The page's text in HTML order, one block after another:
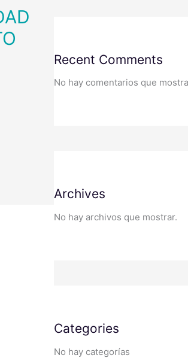
Recent Comments
No hay comentarios que
Archives
No hay archivos que mostrar.
Categories
No hay categorías